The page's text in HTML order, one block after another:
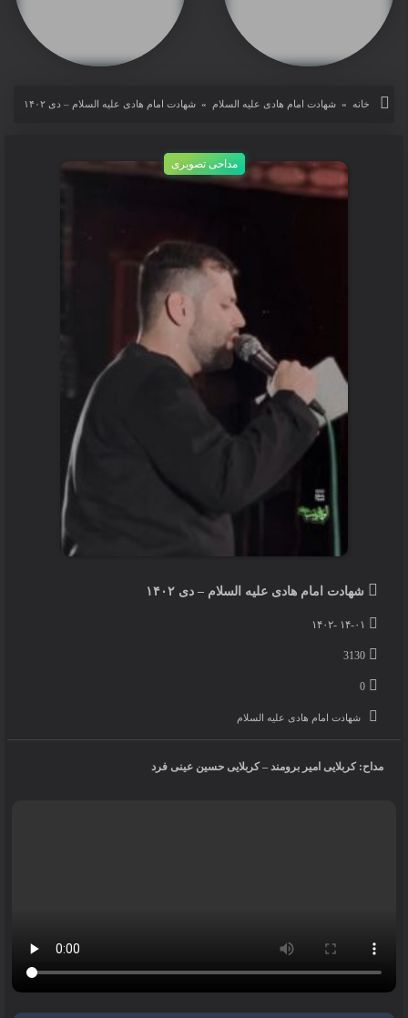
شهادت امام هادی علیه السلام – دی ۱۴۰۲
خانه » شهادت امام هادی علیه السلام » شهادت امام هادی علیه السلام – دی ۱۴۰۲
مداحی تصویری
شهادت امام هادی علیه السلام – دی ۱۴۰۲
۱۴-۰۱ -۱۴۰۲
3130
0
شهادت امام هادی علیه السلام
مداح: کربلایی امیر برومند – کربلایی حسین عینی فرد